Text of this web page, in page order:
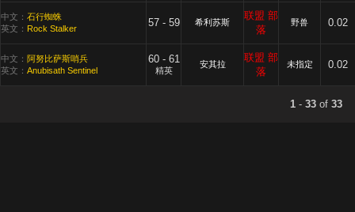
中文： 石行蜘蛛
英文： Rock Stalker 57 - 59 希利苏斯
联盟 部
落
野兽 0.02
中文： 阿努比萨斯哨兵
英文： Anubisath Sentinel
60 - 61
精英
安其拉
联盟 部
落
未指定 0.02
1 - 33 of 33